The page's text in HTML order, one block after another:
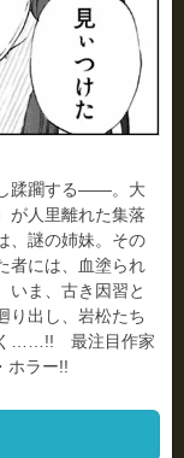
蹂躙する――。大
が人里離れた集落
、謎の姉妹。その
者には、血塗られ
いま、古き因習と
り出し、岩松たち
く……!! 最注目作家
ホラー!!